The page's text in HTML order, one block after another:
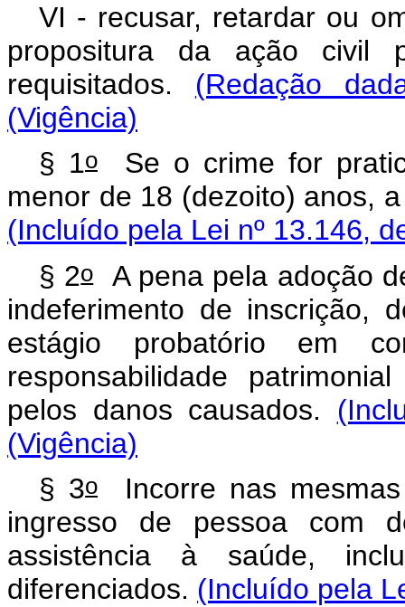
VI - recusar, retardar ou
propositura da ação civil
requisitados. (Redação
(Vigência)
§ 1o Se o crime for
menor de 18 (dezoito) anos,
(Incluído pela Lei nº 13.146,
§ 2oA pena pela adoção
indeferimento de inscrição,
estágio probatório em
responsabilidade
pelos danos causados.
(Vigência)
§ 3oIncorre nas mesmas
ingresso de pessoa com
assistência à saúde,
diferenciados. (Incluído pela